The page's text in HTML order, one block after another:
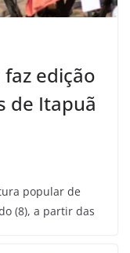
edição
de Itapuã
popular de
(8), a partir das